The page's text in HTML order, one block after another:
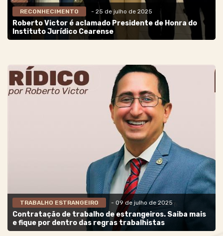
RECONHECIMENTO - 25 de julho de 2025
Roberto Victor é aclamado Presidente de Honra do
Instituto Jurídico Cearense
TRABALHO ESTRANGEIRO - 09 de julho de 2025
Contratação de trabalho de estrangeiros. Saiba mais
e fique por dentro das regras trabalhistas